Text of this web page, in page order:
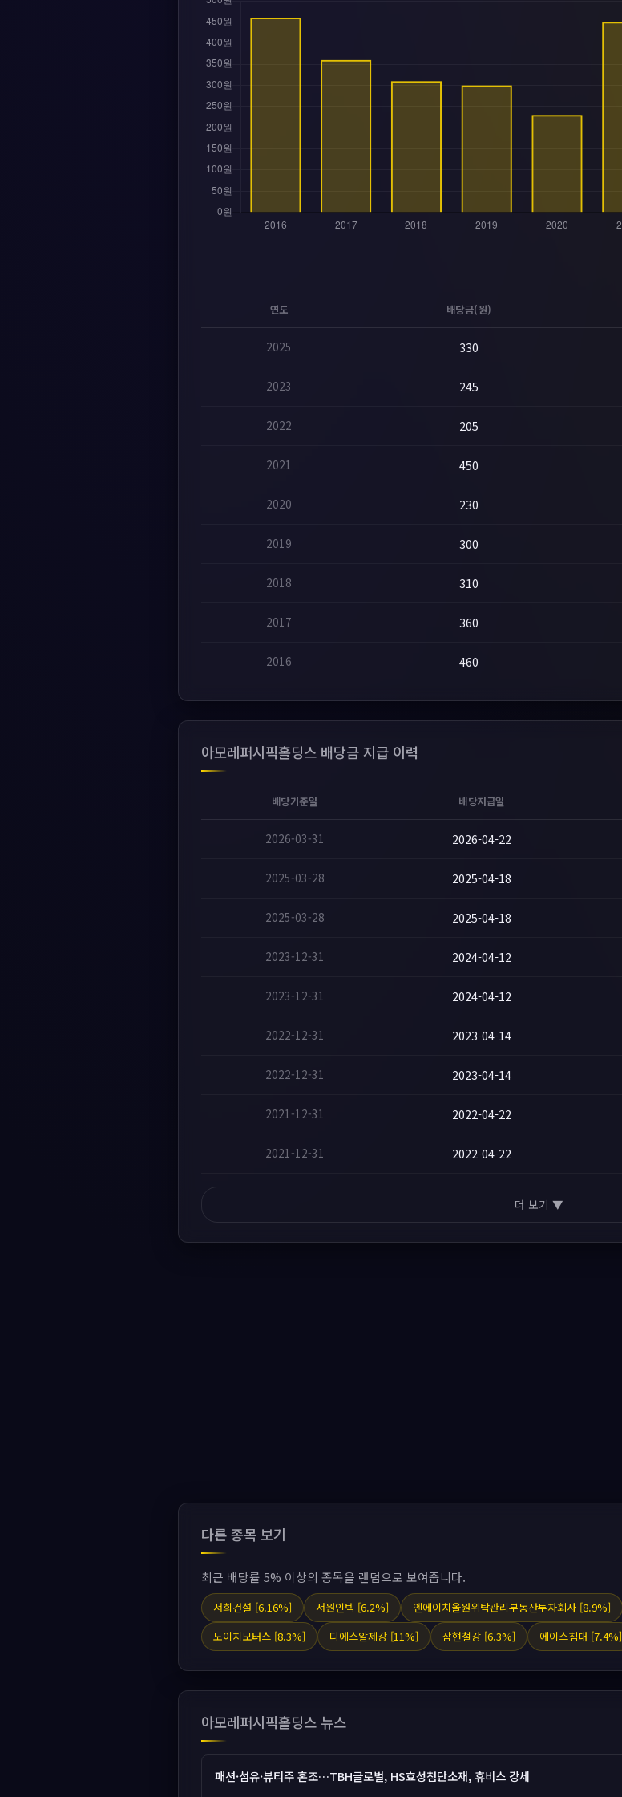
연도 배당금(원)
2025 330
2023 245
2022 205
2021 450
2020 230
2019 300
2018 310
2017 360
2016 460
아모레퍼시픽홀딩스 배당금 지급 이력
배당기준일 배당지급일
2026-03-31 2026-04-22
2025-03-28 2025-04-18
2025-03-28 2025-04-18
2023-12-31 2024-04-12
2023-12-31 2024-04-12
2022-12-31 2023-04-14
2022-12-31 2023-04-14
2021-12-31 2022-04-22
2021-12-31 2022-04-22
더 보기 ▼
다른 종목 보기
최근 배당률 5% 이상의 종목을 랜덤으로 보여줍니다.
서희건설 [6.16%] 서원인텍 [6.2%] 엔에이치올원위탁관리부동산투자회사 [8.9%]
도이치모터스 [8.3%]
디에스알제강 [11%] 삼현철강 [6.3%] 에이스침대 [7.4%]
아모레퍼시픽홀딩스 뉴스
패션·섬유·뷰티주 혼조…TBH글로벌, HS효성첨단소재, 휴비스 강세